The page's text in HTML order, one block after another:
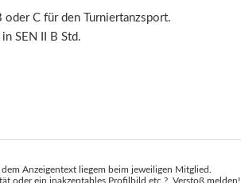
oder C für den Turniertanzsport.
SEN II B Std.
Anzeigentext liegem beim jeweiligen Mitglied.
oder ein inakzeptables Profilbild etc.? Verstoß melden!